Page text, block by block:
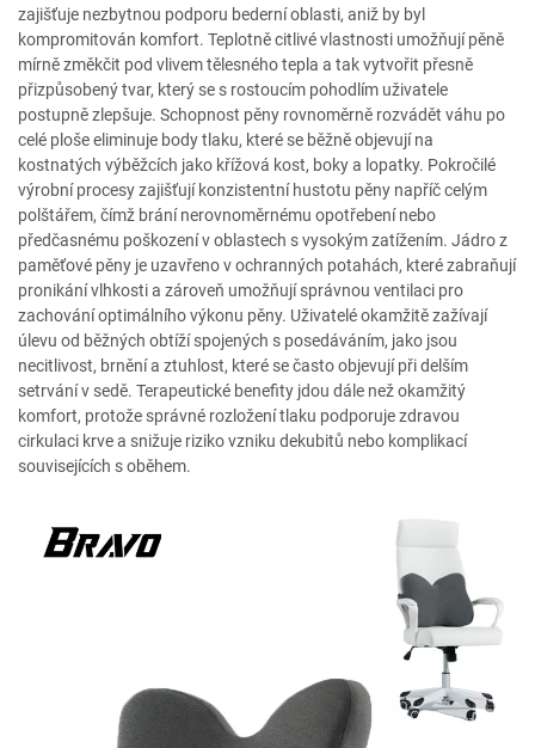
zajišťuje nezbytnou podporu bederní oblasti, aniž by byl
kompromitován komfort. Teplotně citlivé vlastnosti umožňují pěně
mírně změkčit pod vlivem tělesného tepla a tak vytvořit přesně
přizpůsobený tvar, který se s rostoucím pohodlím uživatele
postupně zlepšuje. Schopnost pěny rovnoměrně rozvádět váhu po
celé ploše eliminuje body tlaku, které se běžně objevují na
kostnatých výběžcích jako křížová kost, boky a lopatky. Pokročilé
výrobní procesy zajišťují konzistentní hustotu pěny napříč celým
polštářem, čímž brání nerovnoměrnému opotřebení nebo
předčasnému poškození v oblastech s vysokým zatížením. Jádro z
paměťové pěny je uzavřeno v ochranných potahách, které zabraňují
pronikání vlhkosti a zároveň umožňují správnou ventilaci pro
zachování optimálního výkonu pěny. Uživatelé okamžitě zažívají
úlevu od běžných obtíží spojených s posedáváním, jako jsou
necitlivost, brnění a ztuhlost, které se často objevují při delším
setrvání v sedě. Terapeutické benefity jdou dále než okamžitý
komfort, protože správné rozložení tlaku podporuje zdravou
cirkulaci krve a snižuje riziko vzniku dekubitů nebo komplikací
souvisejících s oběhem.